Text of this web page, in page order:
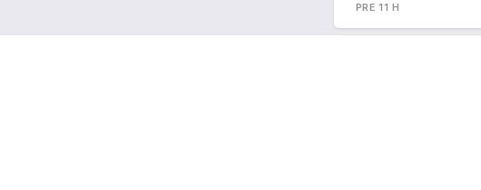
PRE 11 H